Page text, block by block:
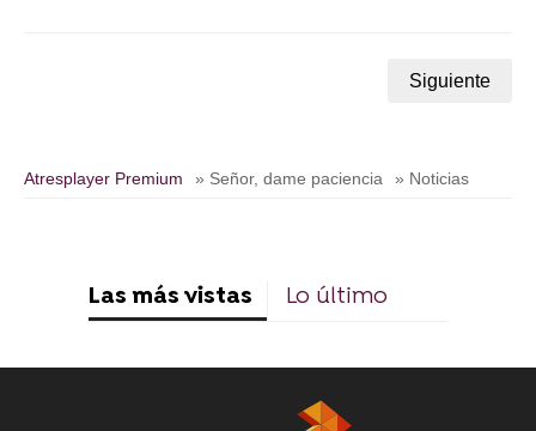
Siguiente
Atresplayer Premium » Señor, dame paciencia » Noticias
Las más vistas Lo último